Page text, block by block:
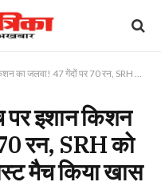
रन, SRH को दिलाई रोमांचक जीत, पोस्ट मैच किया खास खुलासा
पर इशान किशन
रन, SRH को
मैच किया खास